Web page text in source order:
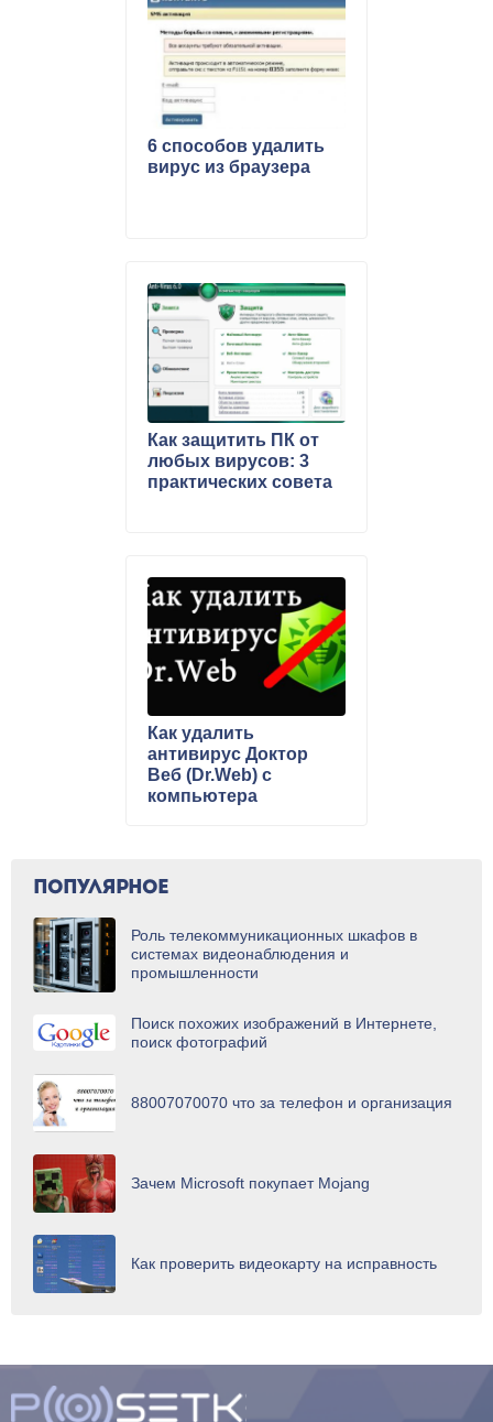
6 способов удалить
вирус из браузера
Как защитить ПК от
любых вирусов: 3
практических совета
Как удалить
антивирус Доктор
Веб (Dr.Web) с
компьютера
ПОПУЛЯРНОЕ
Роль телекоммуникационных шкафов в
системах видеонаблюдения и
промышленности
Поиск похожих изображений в Интернете,
поиск фотографий
88007070070 что за телефон и организация
Зачем Microsoft покупает Mojang
Как проверить видеокарту на исправность